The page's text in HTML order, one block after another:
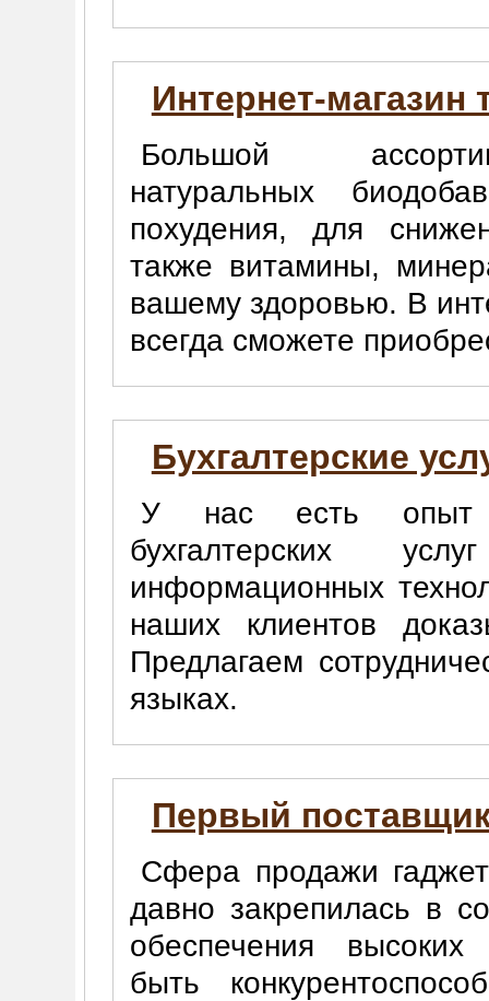
Интернет-
Большой
натуральных
похудения, для
также витамины,
вашему здоровью. В
всегда сможете
Бухгалтерские
У нас есть
бухгалтерских
информационных
наших клиентов
Предлагаем
языках.
Первый
Сфера продажи
давно закрепилась в
обеспечения
быть